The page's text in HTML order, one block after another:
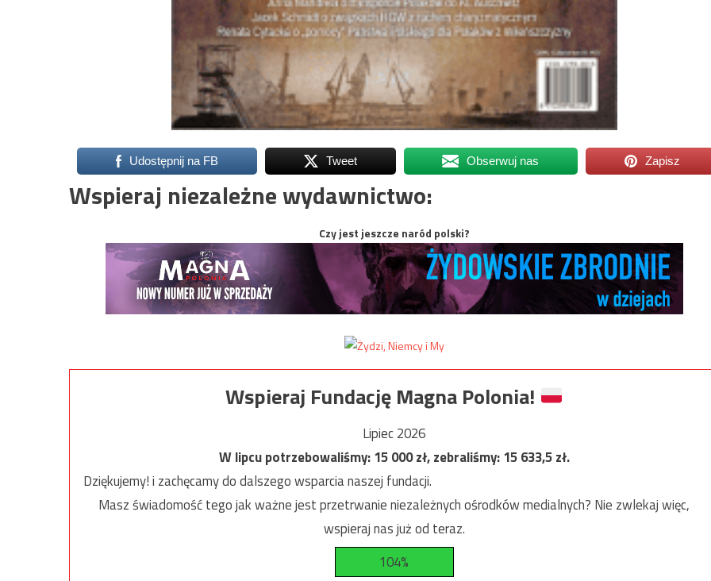
Udostępnij na FB Tweet Obserwuj nas Zapisz
Wspieraj niezależne wydawnictwo:
Czy jest jeszcze naród polski?
Wspieraj Fundację Magna Polonia!
Lipiec 2026
W lipcu potrzebowaliśmy:15 000zł, zebraliśmy:15 633,5zł.
Dziękujemy! i zachęcamy do dalszego wsparcia naszej fundacji.
Masz świadomość tego jak ważne jest przetrwanie niezależnych ośrodków medialnych? Nie zwlekaj więc,
wspieraj nas już od teraz.
104%